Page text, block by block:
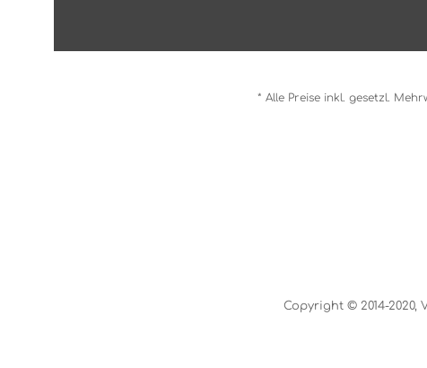
* Alle Preise inkl. gesetzl.
Copyright © 2014-